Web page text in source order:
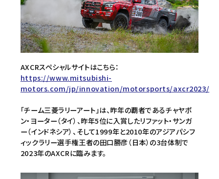
AXCRスペシャルサイトはこちら：
https://www.mitsubishi-
motors.com/jp/innovation/motorsports/axcr2023/
「チーム三菱ラリーアート」は、昨年の覇者であるチャヤポ
ン・ヨーター（タイ）、昨年5位に入賞したリファット・サンガ
ー（インドネシア）、そして1999年と2010年のアジアパシフ
ィックラリー選手権王者の田口勝彦（日本）の3台体制で
2023年のAXCRに臨みます。